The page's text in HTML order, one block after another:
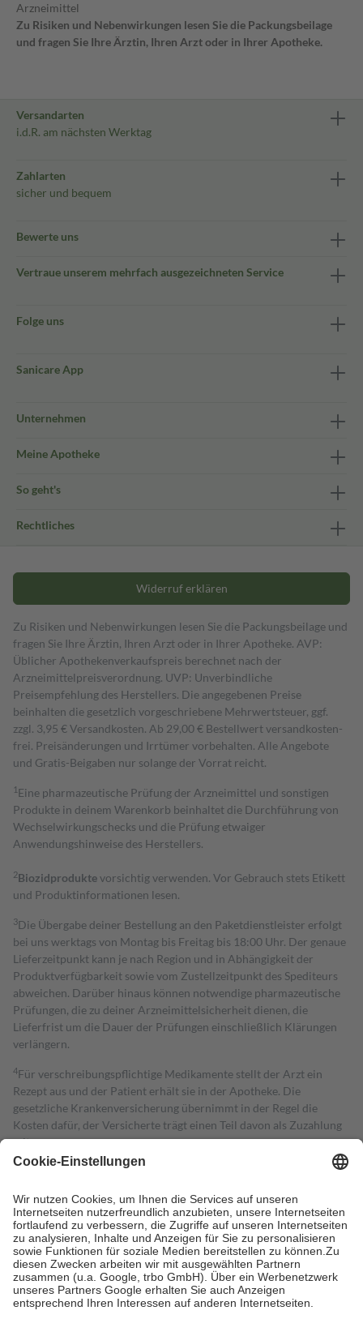
Arzneimittel
Zu Risiken und Nebenwirkungen lesen Sie die Packungsbeilage
und fragen Sie Ihre Ärztin, Ihren Arzt oder in Ihrer Apotheke.
Versandarten
i.d.R. am nächsten Werktag
Zahlarten
sicher und bequem
Bewerte uns
Vertraue unserem mehrfach ausgezeichneten Service
Folge uns
Sanicare App
Unternehmen
Meine Apotheke
So geht's
Rechtliches
Widerruf erklären
Zu Risiken und Nebenwirkungen lesen Sie die Packungsbeilage und
fragen Sie Ihre Ärztin, Ihren Arzt oder in Ihrer Apotheke. AVP:
Üblicher Apothekenverkaufspreis berechnet nach der
Arzneimittelpreisverordnung. UVP: Unverbindliche
Preisempfehlung des Herstellers. Die angegebenen Preise
beinhalten die gesetzlich vorgeschriebene Mehrwertsteuer, ggf.
zzgl. 3,95 € Versandkosten. Ab 29,00 € Bestell­wert versand­kosten­
frei. Preisänderungen und Irrtümer vorbehalten. Alle Angebote
und Gratis-Beigaben nur solange der Vorrat reicht.
1 Eine pharmazeutische Prüfung der Arzneimittel und sonstigen
Produkte in deinem Warenkorb beinhaltet die Durchführung von
Wechselwirkungschecks und die Prüfung etwaiger
Anwendungshinweise des Herstellers.
2Biozidproduktevorsichtig verwenden. Vor Gebrauch stets Etikett
und Produktinformationen lesen.
3Die Übergabe deiner Bestellung an den Paketdienstleister erfolgt
bei uns werktags von Montag bis Freitag bis 18:00 Uhr. Der genaue
Lieferzeitpunkt kann je nach Region und in Abhängigkeit der
Produktverfügbarkeit sowie vom Zustellzeitpunkt des Spediteurs
abweichen. Darüber hinaus können notwendige pharmazeutische
Prüfungen, die zu deiner Arzneimittelsicherheit dienen, die
Lieferfrist um die Dauer der Prüfungen einschließlich Klärungen
verlängern.
4Für verschreibungspflichtige Medikamente stellt der Arzt ein
Rezept aus und der Patient erhält sie in der Apotheke. Die
gesetzliche Krankenversicherung übernimmt in der Regel die
Kosten dafür, der Versicherte trägt einen Teil davon als Zuzahlung
mit.
Grundsätzlich leisten Mitglieder Zuzahlungen in Höhe von zehn
höchstens zehn Euro.
Es sind jedoch nie mehr als die tatsächlichen
Kosten der Leistung zu entrichten.
Diese Regeln gelten grundsätzlich auch für Online-Apotheken.
Bei Heilmitteln und häuslicher Krankenpflege beträgt die
Zuzahlung zehn Prozent der Kosten sowie zehn Euro je
Verordnung.
Um das Engagement der Versicherten für ihre eigene Gesundheit zu
stärken und die besondere Stellung der Familie zu unterstützen,